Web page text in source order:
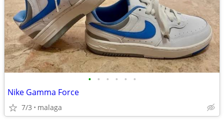
• • • • • •
Nike Gamma Force
7/3 malaga